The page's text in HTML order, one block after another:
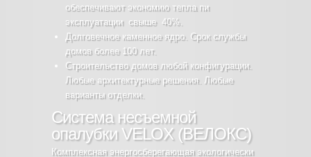
обеспечивают экономию тепла пи
эксплуатации свыше 40%.
Долговечное каменное ядро. Срок службы
домов более 100 лет.
Строительство домов любой конфигурации.
Любые архитектурные решения. Любые
варианты отделки.
Cистема несъемной
опалубки VELOX (ВЕЛОКС)
Комплексная энергосберегающая экологически